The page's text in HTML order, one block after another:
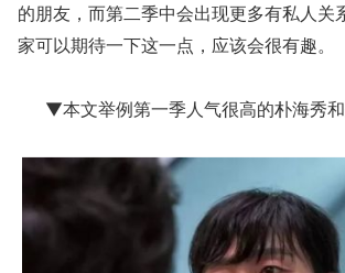
的朋友，而第二季中会出现更多有私人关
家可以期待一下这一点，应该会很有趣。
▼本文举例第一季人气很高的朴海秀和